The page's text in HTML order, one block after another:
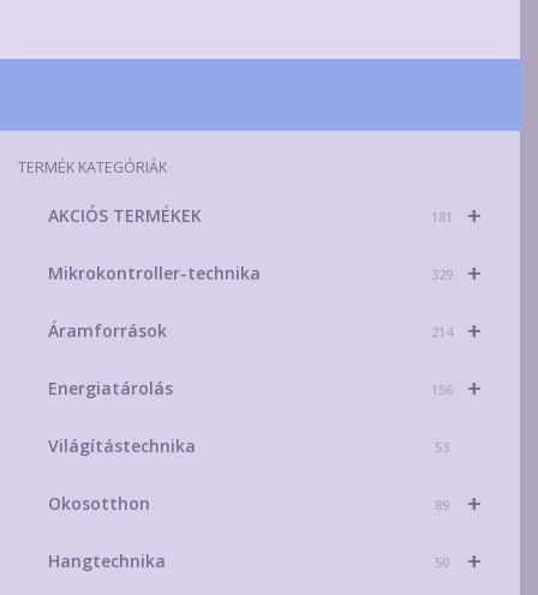
TERMÉK KATEGÓRIÁK
+
AKCIÓS TERMÉKEK 181
+
Mikrokontroller-technika 329
+
Áramforrások 214
+
Energiatárolás 156
Világítástechnika 53
+
Okosotthon 89
+
Hangtechnika 50